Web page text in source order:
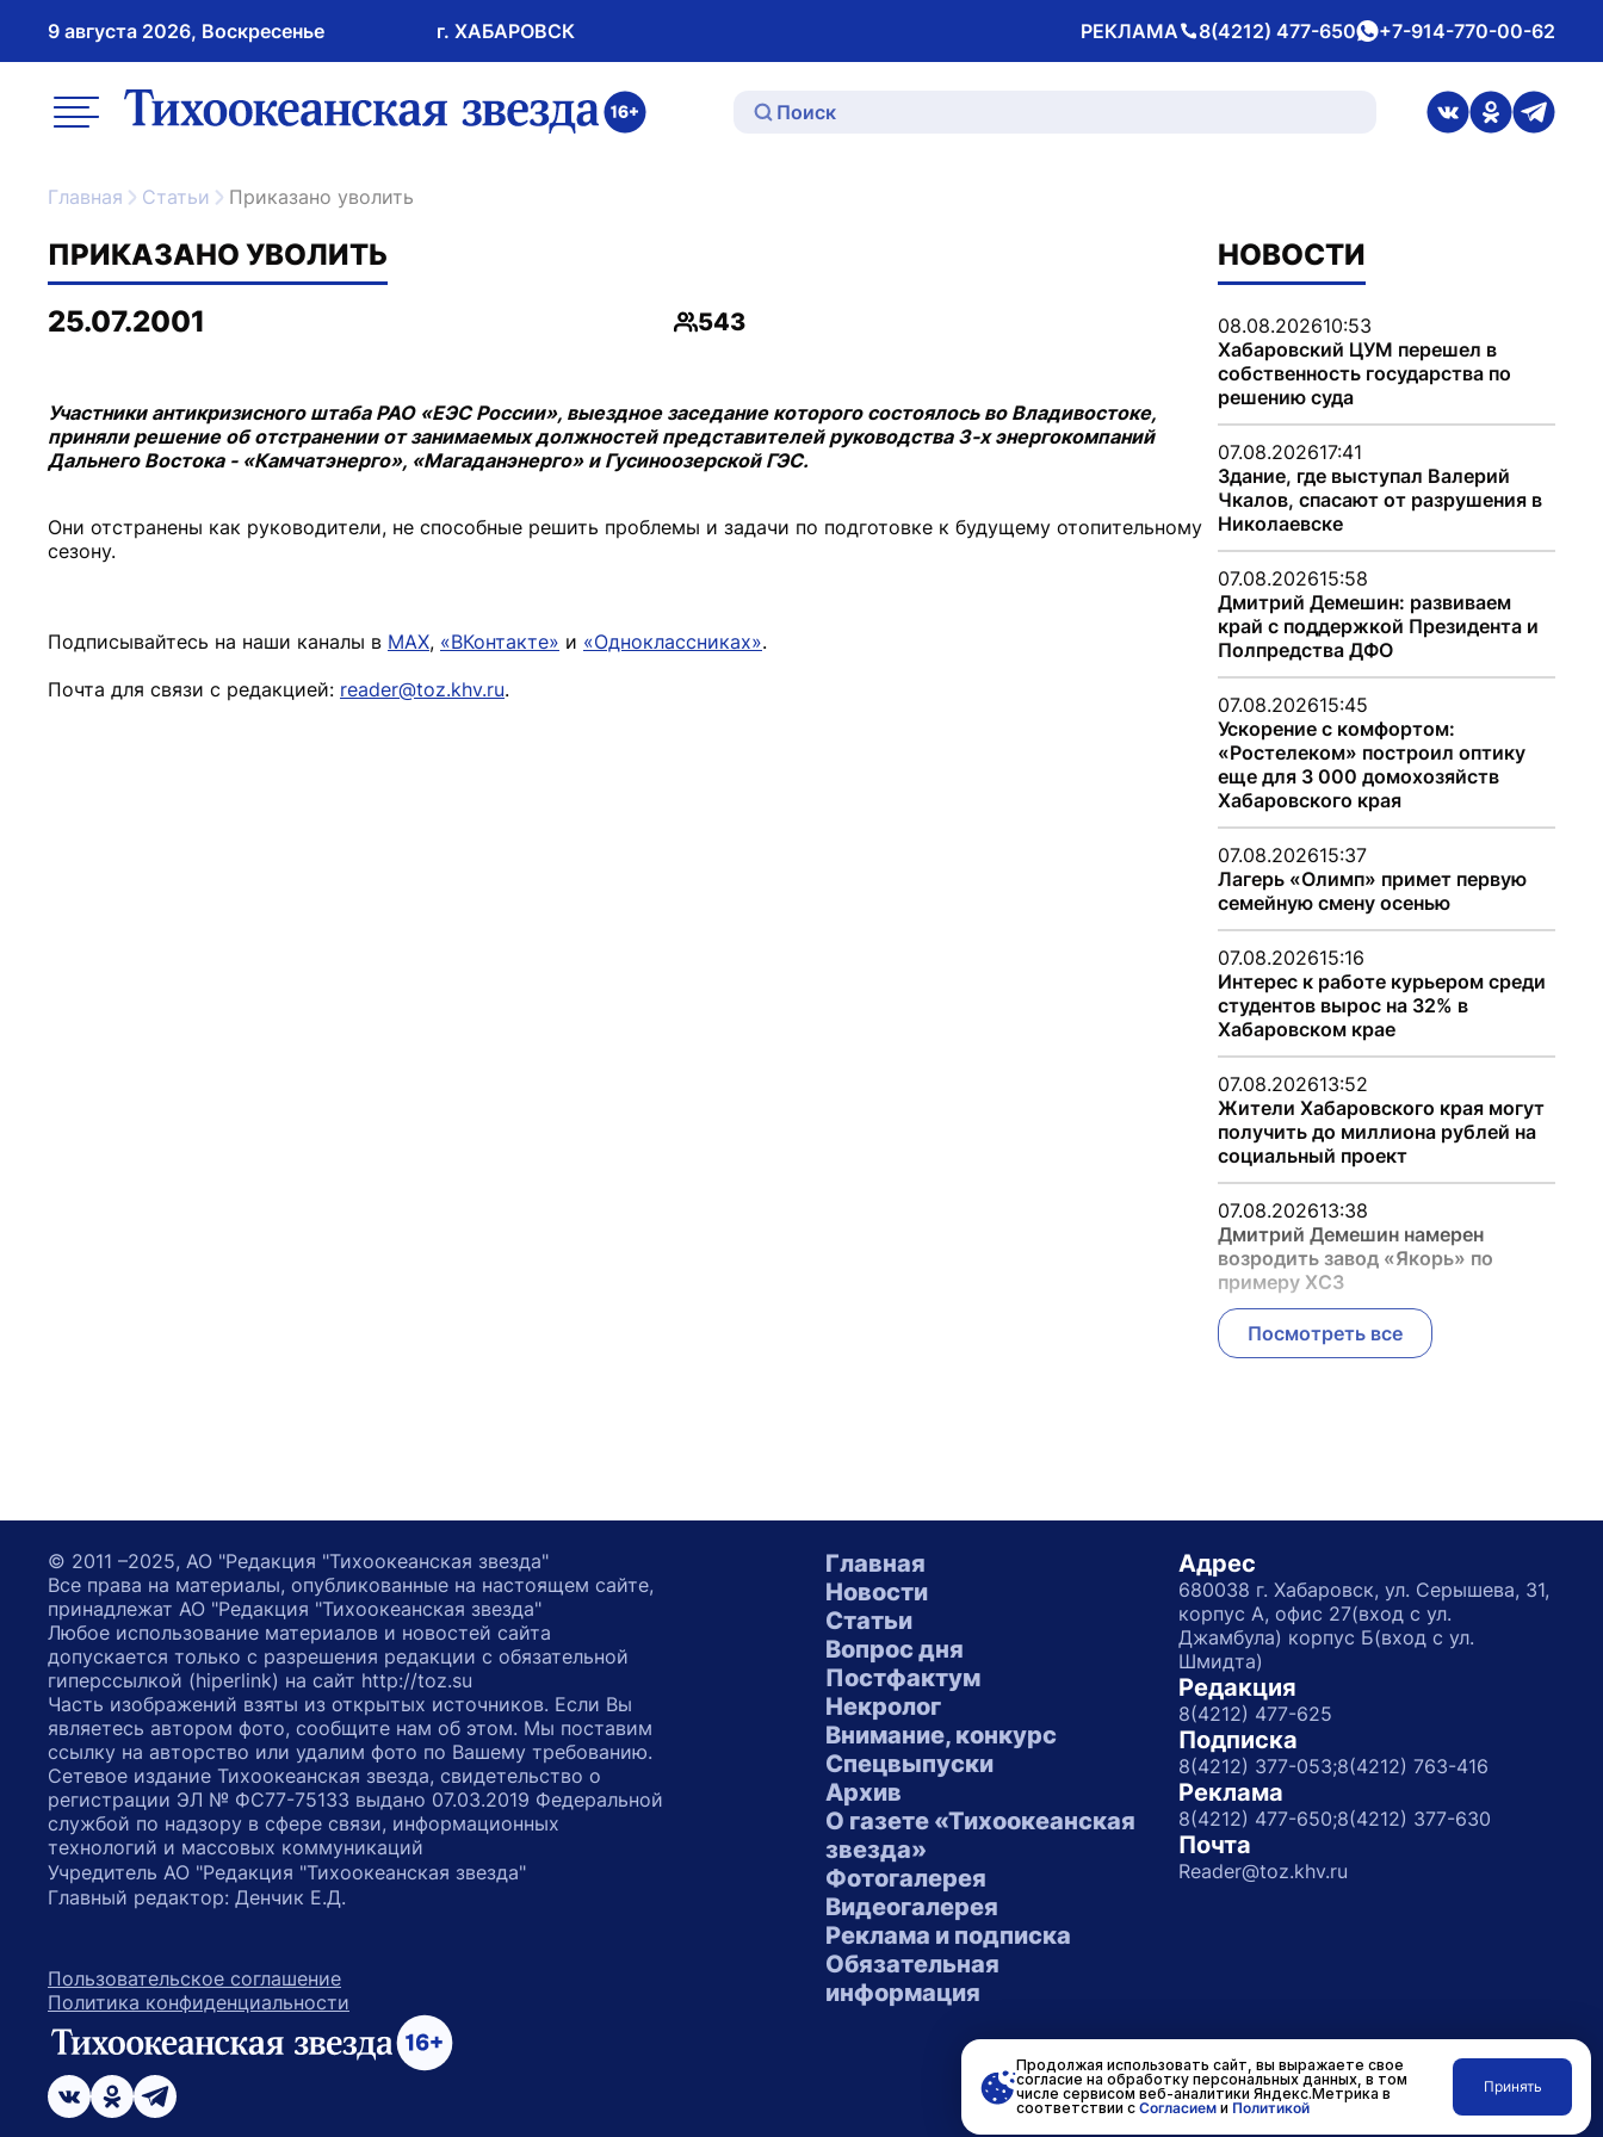
9 августа 2026, Воскресенье г. ХАБАРОВСК РЕКЛАМА
Телефон 8(4212) 477-650whatsApp
+7-914-770-00-62
меню ссылка на главную
ссылка на
ссылка на
Главная Статьи Приказано уволить
ПРИКАЗАНО УВОЛИТЬ
25.07.2001
Просмотры
543
Участники антикризисного штаба РАО «ЕЭС России», выездное заседание которого состоялось во Владивостоке,
приняли решение об отстранении от занимаемых должностей представителей руководства 3-х энергокомпаний
Дальнего Востока - «Камчатэнерго», «Магаданэнерго» и Гусиноозерской ГЭС.
Они отстранены как руководители, не способные решить проблемы и задачи по подготовке к будущему отопительному
сезону.
Подписывайтесь на наши каналы в MAX, «ВКонтакте» и «Одноклассниках».
Почта для связи с редакцией: reader@toz.khv.ru.
НОВОСТИ
08.08.202610:53
Хабаровский ЦУМ перешел в
собственность государства по
решению суда
07.08.202617:41
Здание, где выступал Валерий
Чкалов, спасают от разрушения в
Николаевске
07.08.202615:58
Дмитрий Демешин: развиваем
край с поддержкой Президента и
Полпредства ДФО
07.08.202615:45
Ускорение с комфортом:
«Ростелеком» построил оптику
еще для 3 000 домохозяйств
Хабаровского края
07.08.202615:37
Лагерь «Олимп» примет первую
семейную смену осенью
07.08.202615:16
Интерес к работе курьером среди
студентов вырос на 32% в
Хабаровском крае
07.08.202613:52
Жители Хабаровского края могут
получить до миллиона рублей на
социальный проект
07.08.202613:38
Дмитрий Демешин намерен
возродить завод «Якорь» по
примеру ХСЗ
Посмотреть все
Главная
Новости
Статьи
Вопрос дня
Постфактум
Некролог
Внимание, конкурс
Спецвыпуски
Архив
О газете «Тихоокеанская
звезда»
Фотогалерея
Видеогалерея
Реклама и подписка
Обязательная
информация
Адрес
680038 г. Хабаровск, ул. Серышева, 31,
корпус А, офис 27(вход с ул.
Джамбула) корпус Б(вход с ул.
Шмидта)
Редакция
8(4212) 477-625
Подписка
8(4212) 377-053;8(4212) 763-416
Реклама
8(4212) 477-650;8(4212) 377-630
Почта
Reader@toz.khv.ru
© 2011 –2025, АО "Редакция "Тихоокеанская звезда"
Все права на материалы, опубликованные на настоящем сайте,
принадлежат АО "Редакция "Тихоокеанская звезда"
Любое использование материалов и новостей сайта
допускается только с разрешения редакции с обязательной
гиперссылкой (hiperlink) на сайт http://toz.su
Часть изображений взяты из открытых источников. Если Вы
являетесь автором фото, сообщите нам об этом. Мы поставим
ссылку на авторство или удалим фото по Вашему требованию.
Сетевое издание Тихоокеанская звезда, свидетельство о
регистрации ЭЛ № ФС77-75133 выдано 07.03.2019 Федеральной
службой по надзору в сфере связи, информационных
технологий и массовых коммуникаций
Учредитель АО "Редакция "Тихоокеанская звезда"
Главный редактор: Денчик Е.Д.
Пользовательское соглашение
Политика конфиденциальности
ссылка на главную
возрастное ограничение 16+
ссылка на страницу в Вконтакте
ссылка на страницу в Одноклассниках
ссылка на канал в Телеграмм Разработано вRASA
Продолжая использовать сайт, вы выражаете свое
согласие на обработку персональных данных, в том
числе сервисом веб-аналитики Яндекс.Метрика в
соответствии с Согласиеми Политикой
Принять